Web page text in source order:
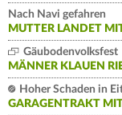
Nach Navi gefahren
MUTTER LANDET
Gäubodenvolksfest
MÄNNER KLAUEN
Hoher Schaden in
GARAGENTRAKT